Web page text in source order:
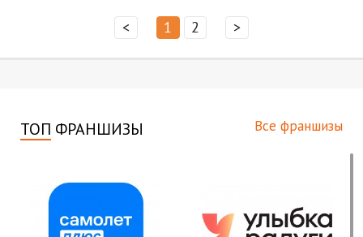
< 1 2 >
ТОП ФРАНШИЗЫ Все франшизы